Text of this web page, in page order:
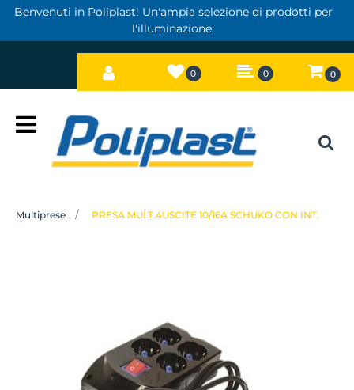
Benvenuti in Poliplast! Un'ampia selezione di prodotti per
l'illuminazione.
0 0 0
Multiprese PRESA MULT.4USCITE 10/16A SCHUKO CON INT.